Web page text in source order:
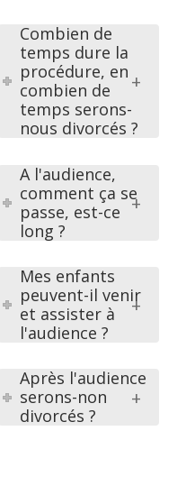
Combien de
temps dure la
procédure, en
combien de
temps serons-
nous divorcés ?
A l'audience,
comment ça se
passe, est-ce
long ?
Mes enfants
peuvent-il venir
et assister à
l'audience ?
Après l'audience
serons-non
divorcés ?